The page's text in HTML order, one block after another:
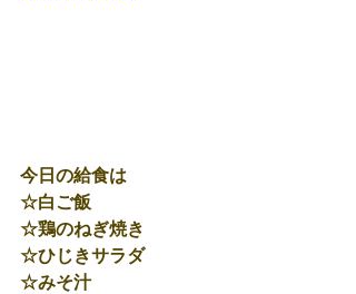
今日の給食は
☆白ご飯
☆鶏のねぎ焼き
☆ひじきサラダ
☆みそ汁